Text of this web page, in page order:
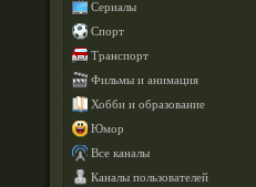
Сериалы
Спорт
Транспорт
Фильмы и анимация
Хобби и образование
Юмор
Все каналы
Каналы пользователей